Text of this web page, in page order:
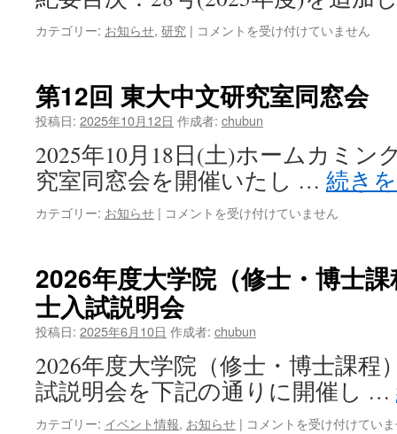
入
試
説
会
は
カテゴリー: お知らせ, 研究 | 更
報
は
コメントを受け付けていません
第12回 東大中文研究室同窓会
投稿日: 2025年10月12日 作成者: chubun
2025年10月18日(土)ホームカミン
究室同窓会を開催いたし … 続き
カテゴリー: お知らせ | 第
東
大
中
文
研
究
室
同
窓
会
コメントを受け付けていません
2026年度大学院（修士・博士
士入試説明会
投稿日: 2025年6月10日 作成者: chubun
2026年度大学院（修士・博士課程
試説明会を下記の通りに開催し …
カテゴリー: イベント情報, お知らせ | 2026
コメントを受け付けてい